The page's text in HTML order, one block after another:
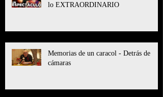
lo EXTRAORDINARIO
Memorias de un caracol - Detrás de
cámaras